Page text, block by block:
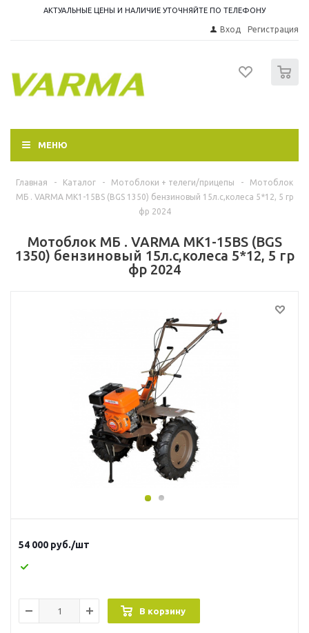
АКТУАЛЬНЫЕ ЦЕНЫ И НАЛИЧИЕ УТОЧНЯЙТЕ ПО ТЕЛЕФОНУ
Вход Регистрация
МЕНЮ
Главная - Каталог - Мотоблоки + телеги/прицепы -
Мотоблок
МБ . VARMA МК1-15ВS (BGS 1350) бензиновый 15л.с,колеса 5*12, 5 гр
фр 2024
Мотоблок МБ . VARMA МК1-15ВS (BGS
1350) бензиновый 15л.с,колеса 5*12, 5 гр
фр 2024
54 000 руб./шт
В корзину